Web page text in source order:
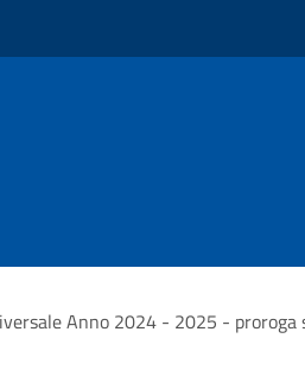
Anno 2024 - 2025 -